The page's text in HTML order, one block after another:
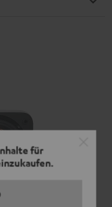
für